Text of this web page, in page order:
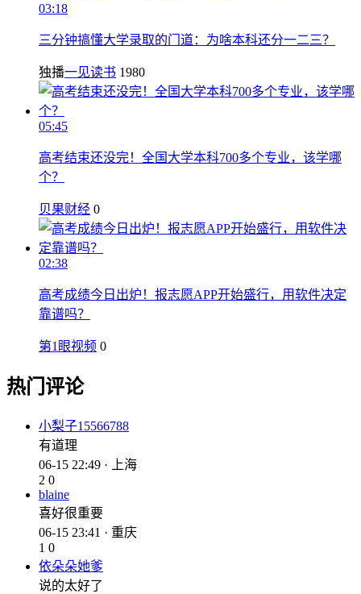
03:18
三分钟搞懂大学录取的门道：为啥本科还分一二三？
独播一见读书 1980
05:45
高考结束还没完！全国大学本科700多个专业，该学哪
个？
贝果财经 0
02:38
高考成绩今日出炉！报志愿APP开始盛行，用软件决定
靠谱吗？
第1眼视频 0
热门评论
小梨子15566788
有道理
06-15 22:49 · 上海
2 0
blaine
喜好很重要
06-15 23:41 · 重庆
1 0
依朵朵她爹
说的太好了